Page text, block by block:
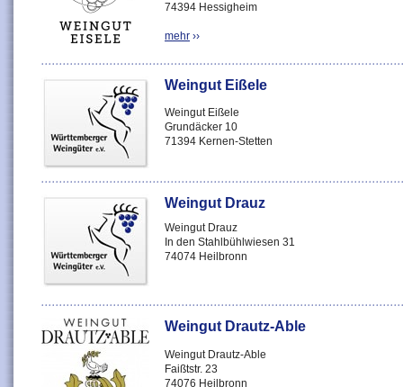
74394 Hessigheim
mehr ››
Weingut Eißele
Weingut Eißele
Grundäcker 10
71394 Kernen-Stetten
Weingut Drauz
Weingut Drauz
In den Stahlbühlwiesen 31
74074 Heilbronn
Weingut Drautz-Able
Weingut Drautz-Able
Faißtstr. 23
74076 Heilbronn